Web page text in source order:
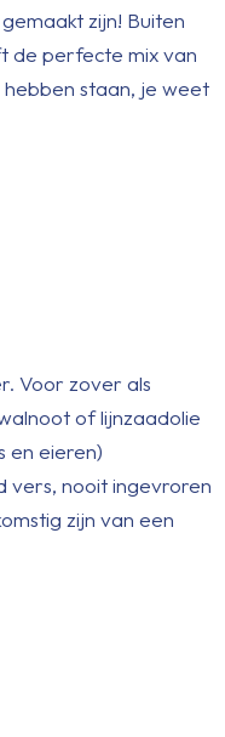
zijn! Buiten
de perfecte mix van
staan, je weet
Voor zover als
of lijnzaadolie
en eieren)
vers, nooit ingevroren
zijn van een